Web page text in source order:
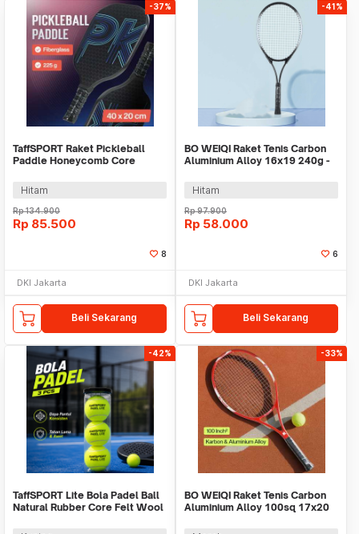
-37%
TaffSPORT Raket Pickleball
Paddle Honeycomb Core
Hitam
Rp134.900
Rp 85.500
8
DKI Jakarta
Beli Sekarang
-41%
BO WEIQI Raket Tenis Carbon
Aluminium Alloy 16x19 240g -
Hitam
Rp97.900
Rp 58.000
6
DKI Jakarta
Beli Sekarang
-42%
TaffSPORT Lite Bola Padel Ball
Natural Rubber Core Felt Wool
-33%
BO WEIQI Raket Tenis Carbon
Aluminium Alloy 100sq 17x20